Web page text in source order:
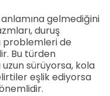
anlamına gelmediğini
duruş
problemleri de
Bu türden
sürüyorsa, kola
eşlik ediyorsa